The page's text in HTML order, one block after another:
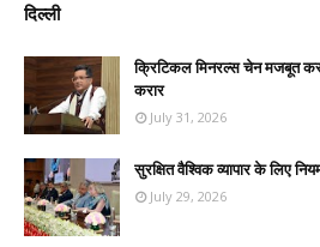
दिल्ली
क्रिटिकल मिनरल्स चेन मजबूत
करार
July 31, 2026
सुरक्षित वैश्विक व्यापार के लिए
July 29, 2026